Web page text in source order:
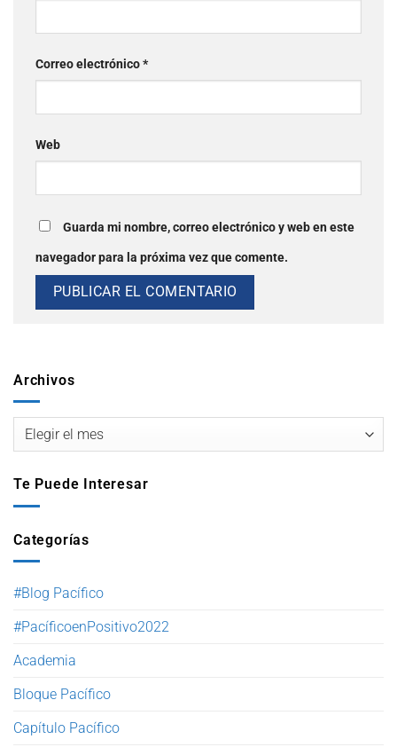
Archivos
Te Puede Interesar
Categorías
#Blog Pacífico
#PacíficoenPositivo2022
Academia
Bloque Pacífico
Capítulo Pacífico
Correo electrónico*
Web
Guarda mi nombre, correo electrónico y web en este
navegador para la próxima vez que comente.